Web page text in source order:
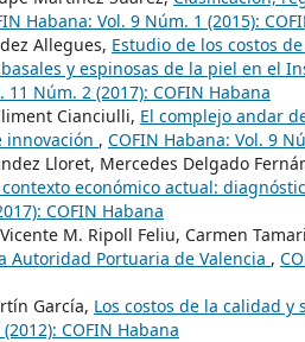
Habana: Vol. 9 Núm. 1 (2015):
Allegues, Estudio de los costos
y espinosas de la piel en el
11 Núm. 2 (2017): COFIN Habana
Cianciulli, El complejo andar
innovación , COFIN Habana: Vol. 9
Lloret, Mercedes Delgado
económico actual:
COFIN Habana
M. Ripoll Feliu, Carmen
Autoridad Portuaria de Valencia ,
García, Los costos de la calidad
COFIN Habana